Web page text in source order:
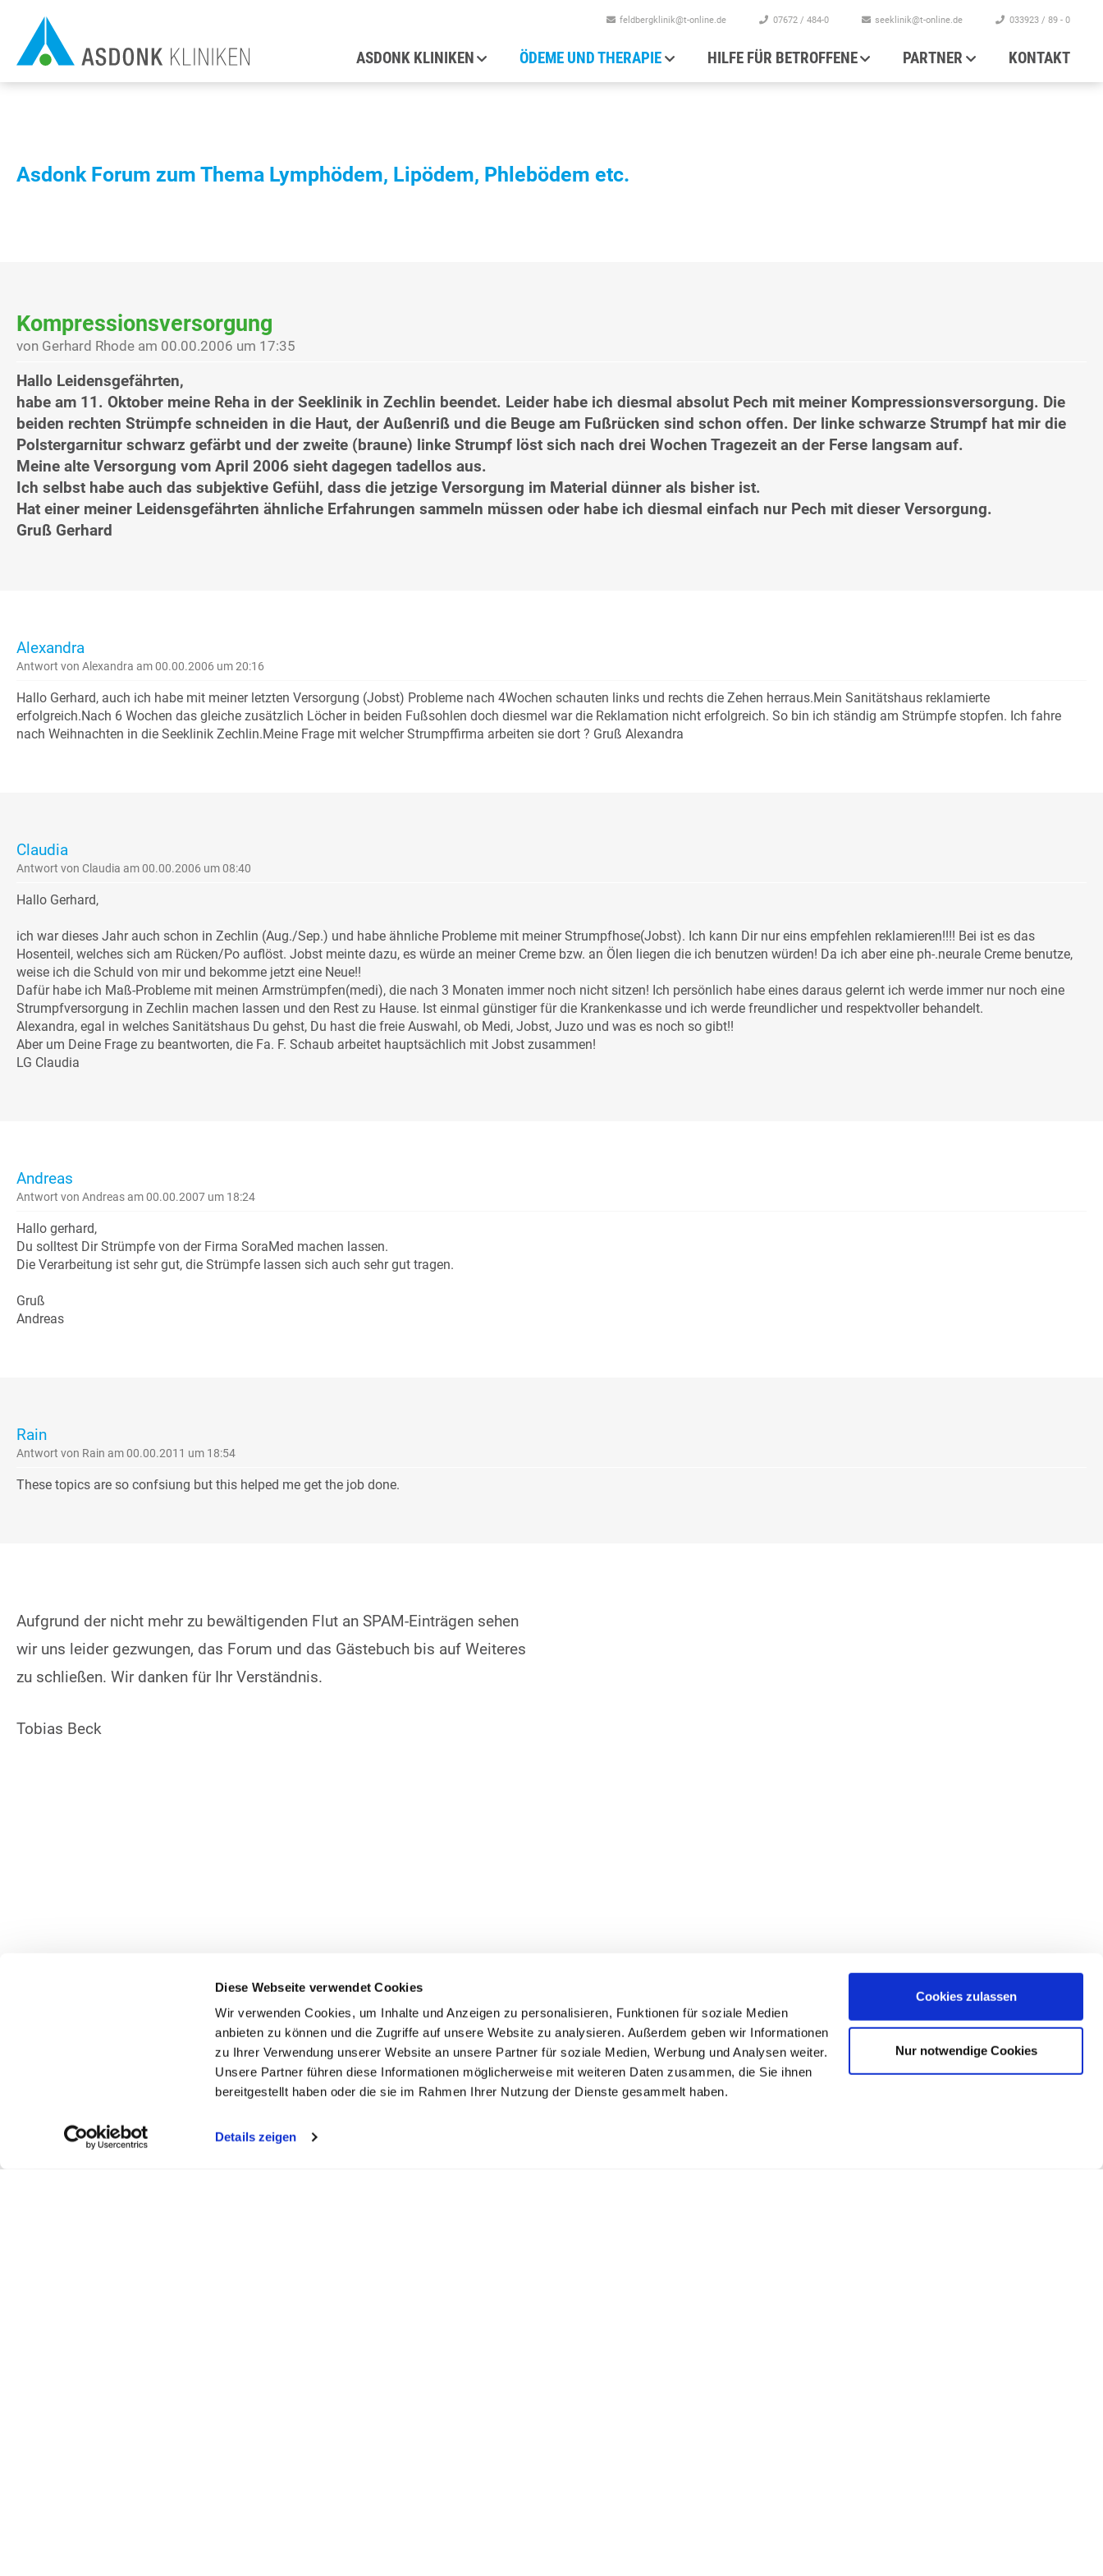
Diese Webseite verwendet Cookies
Wir verwenden Cookies, um Inhalte und Anzeigen zu personalisieren, Funktionen für soziale Medien
anbieten zu können und die Zugriffe auf unsere Website zu analysieren. Außerdem geben wir Informationen
zu Ihrer Verwendung unserer Website an unsere Partner für soziale Medien, Werbung und Analysen weiter.
Unsere Partner führen diese Informationen möglicherweise mit weiteren Daten zusammen, die Sie ihnen
bereitgestellt haben oder die sie im Rahmen Ihrer Nutzung der Dienste gesammelt haben.
Details zeigen
Cookies zulassen
Nur notwendige Cookies
zum
Inhalt
Hauptnavigation
ASDONK KLINIKEN ÖDEME UND THERAPIE HILFE FÜR BETROFFENE PARTNER KONTAKT
feldbergklinik@t-online.de 07672 / 484-0 seeklinik@t-online.de 033923 / 89 - 0
Asdonk Forum zum Thema Lymphödem, Lipödem, Phlebödem etc.
Kompressionsversorgung
von Gerhard Rhode am 00.00.2006 um 17:35
Hallo Leidensgefährten,
habe am 11. Oktober meine Reha in der Seeklinik in Zechlin beendet. Leider habe ich diesmal absolut Pech mit meiner Kompressionsversorgung. Die
beiden rechten Strümpfe schneiden in die Haut, der Außenriß und die Beuge am Fußrücken sind schon offen. Der linke schwarze Strumpf hat mir die
Polstergarnitur schwarz gefärbt und der zweite (braune) linke Strumpf löst sich nach drei Wochen Tragezeit an der Ferse langsam auf.
Meine alte Versorgung vom April 2006 sieht dagegen tadellos aus.
Ich selbst habe auch das subjektive Gefühl, dass die jetzige Versorgung im Material dünner als bisher ist.
Hat einer meiner Leidensgefährten ähnliche Erfahrungen sammeln müssen oder habe ich diesmal einfach nur Pech mit dieser Versorgung.
Gruß Gerhard
Alexandra
Antwort von Alexandra am 00.00.2006 um 20:16
Hallo Gerhard, auch ich habe mit meiner letzten Versorgung (Jobst) Probleme nach 4Wochen schauten links und rechts die Zehen herraus.Mein Sanitätshaus reklamierte
erfolgreich.Nach 6 Wochen das gleiche zusätzlich Löcher in beiden Fußsohlen doch diesmel war die Reklamation nicht erfolgreich. So bin ich ständig am Strümpfe stopfen. Ich fahre
nach Weihnachten in die Seeklinik Zechlin.Meine Frage mit welcher Strumpffirma arbeiten sie dort ? Gruß Alexandra
Claudia
Antwort von Claudia am 00.00.2006 um 08:40
Hallo Gerhard,
ich war dieses Jahr auch schon in Zechlin (Aug./Sep.) und habe ähnliche Probleme mit meiner Strumpfhose(Jobst). Ich kann Dir nur eins empfehlen reklamieren!!!! Bei ist es das
Hosenteil, welches sich am Rücken/Po auflöst. Jobst meinte dazu, es würde an meiner Creme bzw. an Ölen liegen die ich benutzen würden! Da ich aber eine ph-.neurale Creme benutze,
weise ich die Schuld von mir und bekomme jetzt eine Neue!!
Dafür habe ich Maß-Probleme mit meinen Armstrümpfen(medi), die nach 3 Monaten immer noch nicht sitzen! Ich persönlich habe eines daraus gelernt ich werde immer nur noch eine
Strumpfversorgung in Zechlin machen lassen und den Rest zu Hause. Ist einmal günstiger für die Krankenkasse und ich werde freundlicher und respektvoller behandelt.
Alexandra, egal in welches Sanitätshaus Du gehst, Du hast die freie Auswahl, ob Medi, Jobst, Juzo und was es noch so gibt!!
Aber um Deine Frage zu beantworten, die Fa. F. Schaub arbeitet hauptsächlich mit Jobst zusammen!
LG Claudia
Andreas
Antwort von Andreas am 00.00.2007 um 18:24
Hallo gerhard,
Du solltest Dir Strümpfe von der Firma SoraMed machen lassen.
Die Verarbeitung ist sehr gut, die Strümpfe lassen sich auch sehr gut tragen.
Gruß
Andreas
Rain
Antwort von Rain am 00.00.2011 um 18:54
These topics are so confsiung but this helped me get the job done.
Aufgrund der nicht mehr zu bewältigenden Flut an SPAM-Einträgen sehen
wir uns leider gezwungen, das Forum und das Gästebuch bis auf Weiteres
zu schließen. Wir danken für Ihr Verständnis.
Tobias Beck